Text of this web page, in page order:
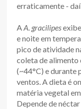
erraticamente -
AA. gracilipes
e noite em
pico de atividade
coleta de alimento
(~44°C) e durante
ventos. A dieta é
matéria vegetal
Depende de